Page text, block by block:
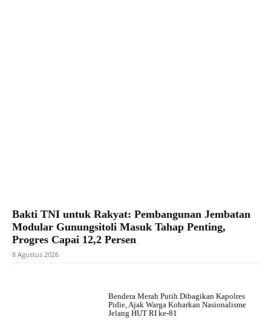
Bakti TNI untuk Rakyat: Pembangunan Jembatan
Modular Gunungsitoli Masuk Tahap Penting,
Progres Capai 12,2 Persen
8 Agustus 2026
Bendera Merah Putih Dibagikan Kapolres
Pidie, Ajak Warga Kobarkan Nasionalisme
Jelang HUT RI ke-81